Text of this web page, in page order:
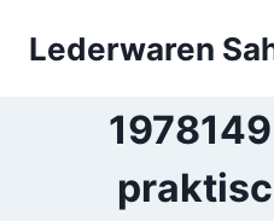
Lederwaren